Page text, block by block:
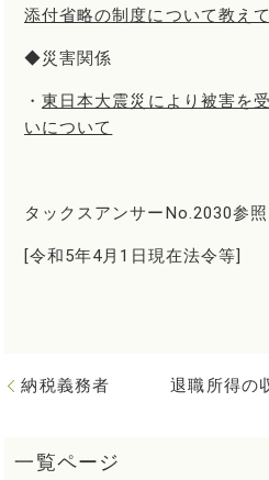
添付省略の制度について教えて
◆災害関係
・東日本大震災により被害を
いについて
タックスアンサーNo.2030参照
[令和5年4月1日現在法令等]
納税義務者 退職所得の